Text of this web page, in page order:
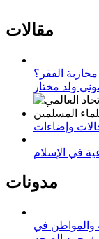
مقالات
الفقر؟
ولد مختار
وإضاءات
مدونات
والمواطن في